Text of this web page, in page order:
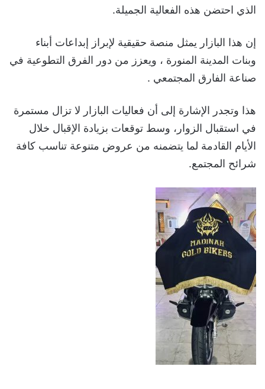
الذي احتضن هذه الفعالية الجميلة.
‏إن هذا البازار يمثل منصة حقيقية لإبراز إبداعات أبناء
وبنات المدينة المنورة ، ويعزز من دور الفرق التطوعية في
صناعة الفارق المجتمعي .
هذا وتجدر الإشارة إلى أن فعاليات البازار لا تزال مستمرة
في استقبال الزوار، وسط توقعات بزيادة الإقبال خلال
الأيام القادمة لما يتضمنه من عروض متنوعة تناسب كافة
شرائح المجتمع.